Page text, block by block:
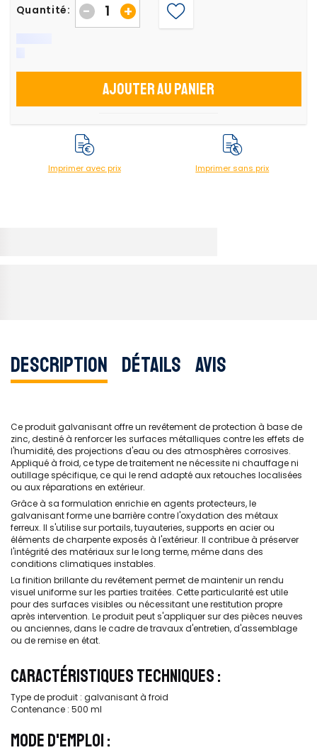
Quantité: +
-
Ajouter au panier
Imprimer avec prix Imprimer sans prix
Description Détails Avis
Ce produit galvanisant offre un revêtement de protection à base de
zinc, destiné à renforcer les surfaces métalliques contre les effets de
l'humidité, des projections d'eau ou des atmosphères corrosives.
Appliqué à froid, ce type de traitement ne nécessite ni chauffage ni
outillage spécifique, ce qui le rend adapté aux retouches localisées
ou aux réparations en extérieur.
Grâce à sa formulation enrichie en agents protecteurs, le
galvanisant forme une barrière contre l'oxydation des métaux
ferreux. Il s'utilise sur portails, tuyauteries, supports en acier ou
éléments de charpente exposés à l'extérieur. Il contribue à préserver
l'intégrité des matériaux sur le long terme, même dans des
conditions climatiques instables.
La finition brillante du revêtement permet de maintenir un rendu
visuel uniforme sur les parties traitées. Cette particularité est utile
pour des surfaces visibles ou nécessitant une restitution propre
après intervention. Le produit peut s'appliquer sur des pièces neuves
ou anciennes, dans le cadre de travaux d'entretien, d'assemblage
ou de remise en état.
CARACTÉRISTIQUES TECHNIQUES :
Type de produit : galvanisant à froid
Contenance : 500 ml
MODE D'EMPLOI :